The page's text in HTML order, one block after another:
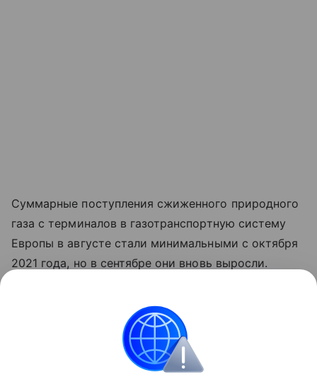
Суммарные поступления сжиженного природного
газа с терминалов в газотранспортную систему
Европы в августе стали минимальными с октября
2021 года, но в сентябре они вновь выросли.
газа и дальнейшей его закачки в трубопроводы
Европы загружены на 35% от максимума. Средняя
цена закупки газа в сентябре в Европе составила
$416 за 1 тыс. куб. м, а в октябре — около $453.